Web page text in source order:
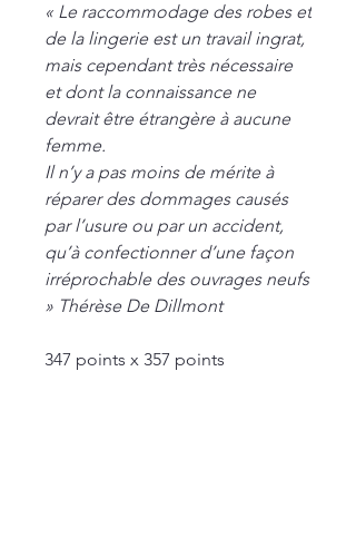
« Le raccommodage des robes et
de la lingerie est un travail ingrat,
mais cependant très nécessaire
et dont la connaissance ne
devrait être étrangère à aucune
femme.
Il n’y a pas moins de mérite à
réparer des dommages causés
par l’usure ou par un accident,
qu’à confectionner d’une façon
irréprochable des ouvrages neufs
» Thérèse De Dillmont
347 points x 357 points